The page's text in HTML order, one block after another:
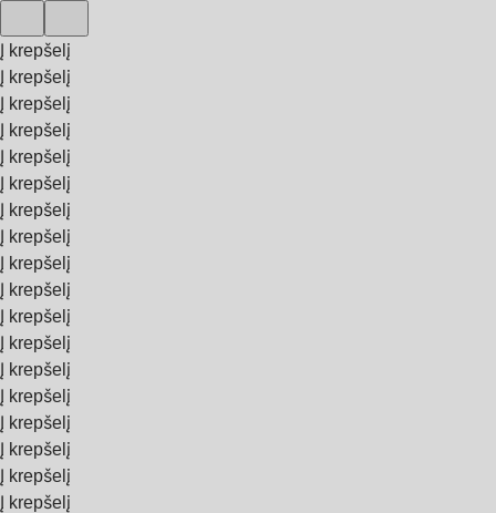
Į krepšelį
Į krepšelį
Į krepšelį
Į krepšelį
Į krepšelį
Į krepšelį
Į krepšelį
Į krepšelį
Į krepšelį
Į krepšelį
Į krepšelį
Į krepšelį
Į krepšelį
Į krepšelį
Į krepšelį
Į krepšelį
Į krepšelį
Į krepšelį